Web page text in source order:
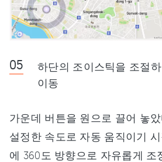
하단의 조이스틱을 조절
이동
가운데 버튼을 원으로 끌어 놓
설정한 속도로 자동 움직이기
에 360도 방향으로 자유롭게 조